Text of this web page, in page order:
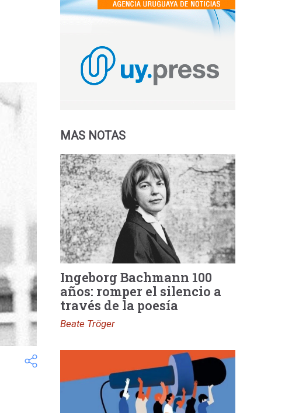
MAS NOTAS
Ingeborg Bachmann 100
años: romper el silencio a
través de la poesía
Beate Tröger